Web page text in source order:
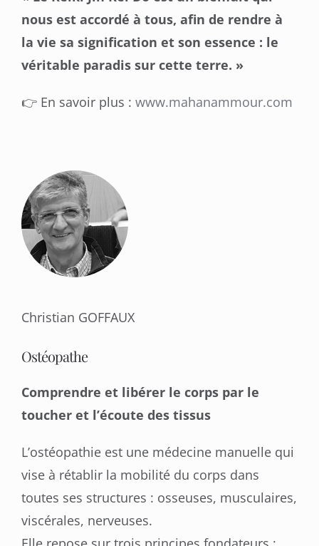
nous est accordé à tous, afin de rendre à
la vie sa signification et son essence : le
véritable paradis sur cette terre. »
👉 En savoir plus : www.mahanammour.com
Christian GOFFAUX
Ostéopathe
Comprendre et libérer le corps par le
toucher et l’écoute des tissus
L’ostéopathie est une médecine manuelle qui
vise à rétablir la mobilité du corps dans
toutes ses structures : osseuses, musculaires,
viscérales, nerveuses.